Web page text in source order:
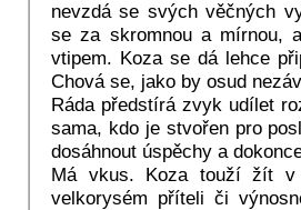
nevzdá se svých věčných
se za skromnou a mírnou,
vtipem. Koza se dá lehce
Chová se, jako by osud
Ráda předstírá zvyk udílet
sama, kdo je stvořen pro
dosáhnout úspěchy a
Má vkus. Koza touží žít v
velkorysém příteli či